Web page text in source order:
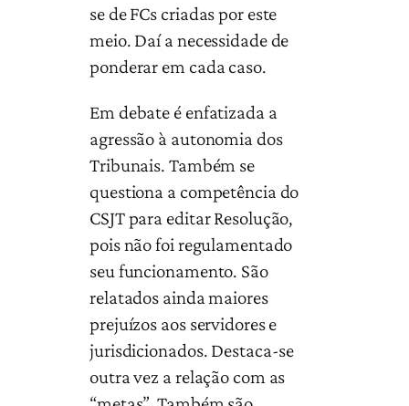
se de FCs criadas por este
meio. Daí a necessidade de
ponderar em cada caso.
Em debate é enfatizada a
agressão à autonomia dos
Tribunais. Também se
questiona a competência do
CSJT para editar Resolução,
pois não foi regulamentado
seu funcionamento. São
relatados ainda maiores
prejuízos aos servidores e
jurisdicionados. Destaca-se
outra vez a relação com as